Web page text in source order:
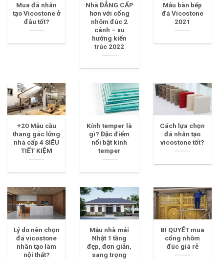
Mua đá nhân
tạo Vicostone ở
đâu tốt?
Nhà ĐẲNG CẤP
hơn với cổng
nhôm đúc 2
cánh – xu
hướng kiến
trúc 2022
Mẫu bàn bếp
đá Vicostone
2021
+20 Mẫu cầu
thang gác lửng
nhà cấp 4 SIÊU
TIẾT KIỆM
Kính temper là
gì? Đặc điểm
nổi bật kính
temper
Cách lựa chọn
đá nhân tạo
vicostone tốt?
Lý do nên chọn
đá vicostone
nhân tạo làm
nội thất?
Mẫu nhà mái
Nhật 1 tầng
đẹp, đơn giản,
sang trọng
BÍ QUYẾT mua
cổng nhôm
đúc giá rẻ